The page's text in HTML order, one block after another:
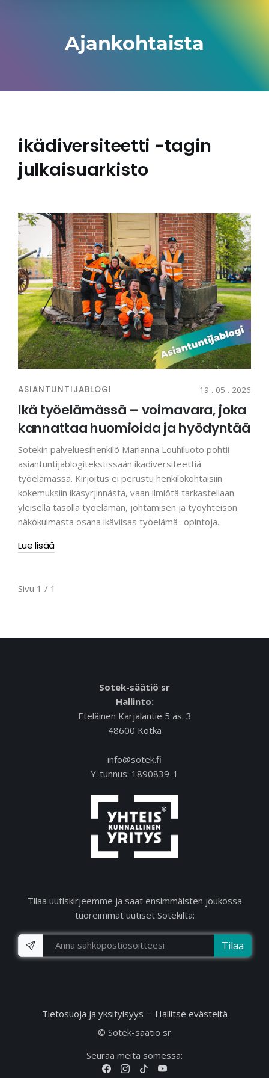
Ajankohtaista
ikädiversiteetti -tagin
julkaisuarkisto
ASIANTUNTIJABLOGI 19 . 05 . 2026
Ikä työelämässä – voimavara, joka
kannattaa huomioida ja hyödyntää
Sotekin palveluesihenkilö Marianna Louhiluoto pohtii
asiantuntijablogitekstissään ikädiversiteettiä
työelämässä. Kirjoitus ei perustu henkilökohtaisiin
kokemuksiin ikäsyrjinnästä, vaan ilmiötä tarkastellaan
yleisellä tasolla työelämän, johtamisen ja työyhteisön
näkökulmasta osana ikäviisas työelämä -opintoja.
Lue lisää
Sivu 1 / 1
Sotek-säätiö sr
Hallinto:
Eteläinen Karjalantie 5 as. 3
48600 Kotka
info@sotek.fi
Y-tunnus: 1890839-1
Tilaa uutiskirjeemme ja saat ensimmäisten joukossa
tuoreimmat uutiset Sotekilta:
Tilaa
Tietosuoja ja yksityisyys
Hallitse evästeitä
© Sotek-säätiö sr
Seuraa meitä somessa: